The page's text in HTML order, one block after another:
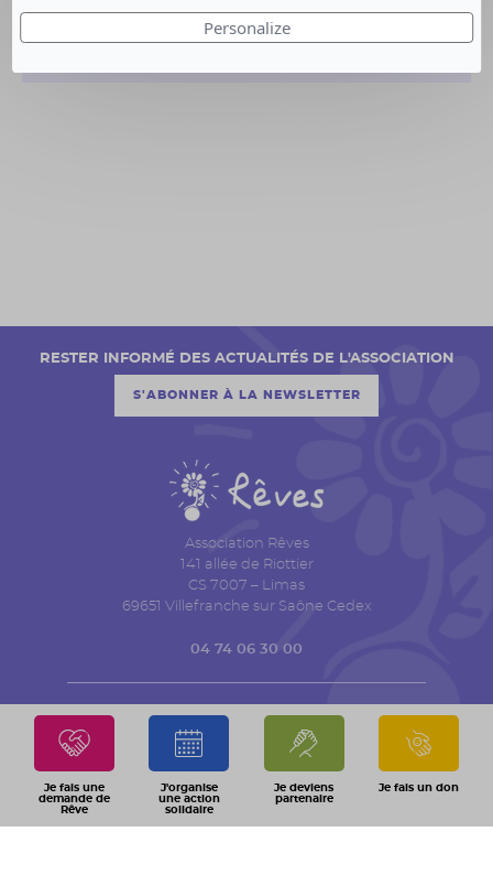
Je fais une
demande de
Rêve
J'organise
une action
solidaire
Je deviens
partenaire
Je fais un don
Association La Ferme d'Hortense
Association Rêves
141 allée de Riottier
CS 7007 – Limas
69651 Villefranche sur Saône Cedex
04 74 06 30 00
QUI SOMMES NOUS ?
TRANSPARENCE FINANCIÈRE
ACTUALITÉS
ESPACE PRESSE
RESTER INFORMÉ DES ACTUALITÉS DE L'ASSOCIATION
S'ABONNER À LA NEWSLETTER
Personalize